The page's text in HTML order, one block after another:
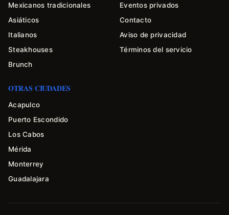
Mexicanos tradicionales
Asiáticos
Italianos
Steakhouses
Brunch
Eventos privados
Contacto
Aviso de privacidad
Términos del servicio
OTRAS CIUDADES
Acapulco
Puerto Escondido
Los Cabos
Mérida
Monterrey
Guadalajara